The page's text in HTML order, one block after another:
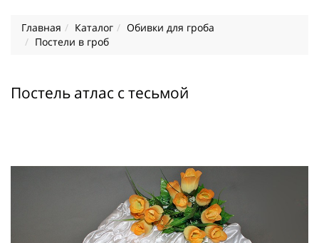
Главная Каталог
Обивки для гроба
Постели в гроб
Постель атлас с тесьмой